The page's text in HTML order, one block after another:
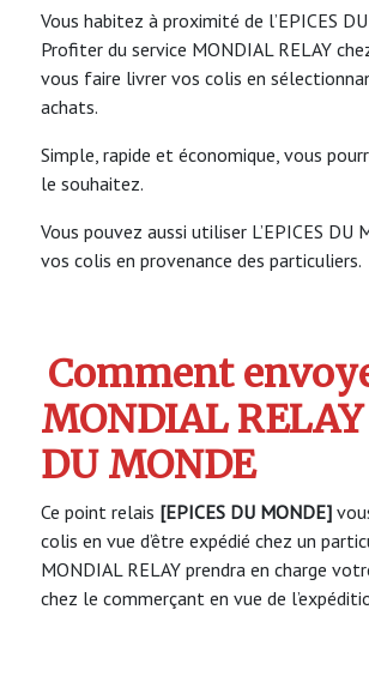
Vous habitez à proximité de l’EPICES
Profiter du service MONDIAL RELAY
vous faire livrer vos colis en
achats.
Simple, rapide et économique, vous
le souhaitez.
Vous pouvez aussi utiliser L’EPICES
vos colis en provenance des particuliers.
Comment
MONDIAL RELAY
DU MONDE
Ce point relais [EPICES DU MONDE]
colis en vue d’être expédié chez un
MONDIAL RELAY prendra en charge
chez le commerçant en vue de